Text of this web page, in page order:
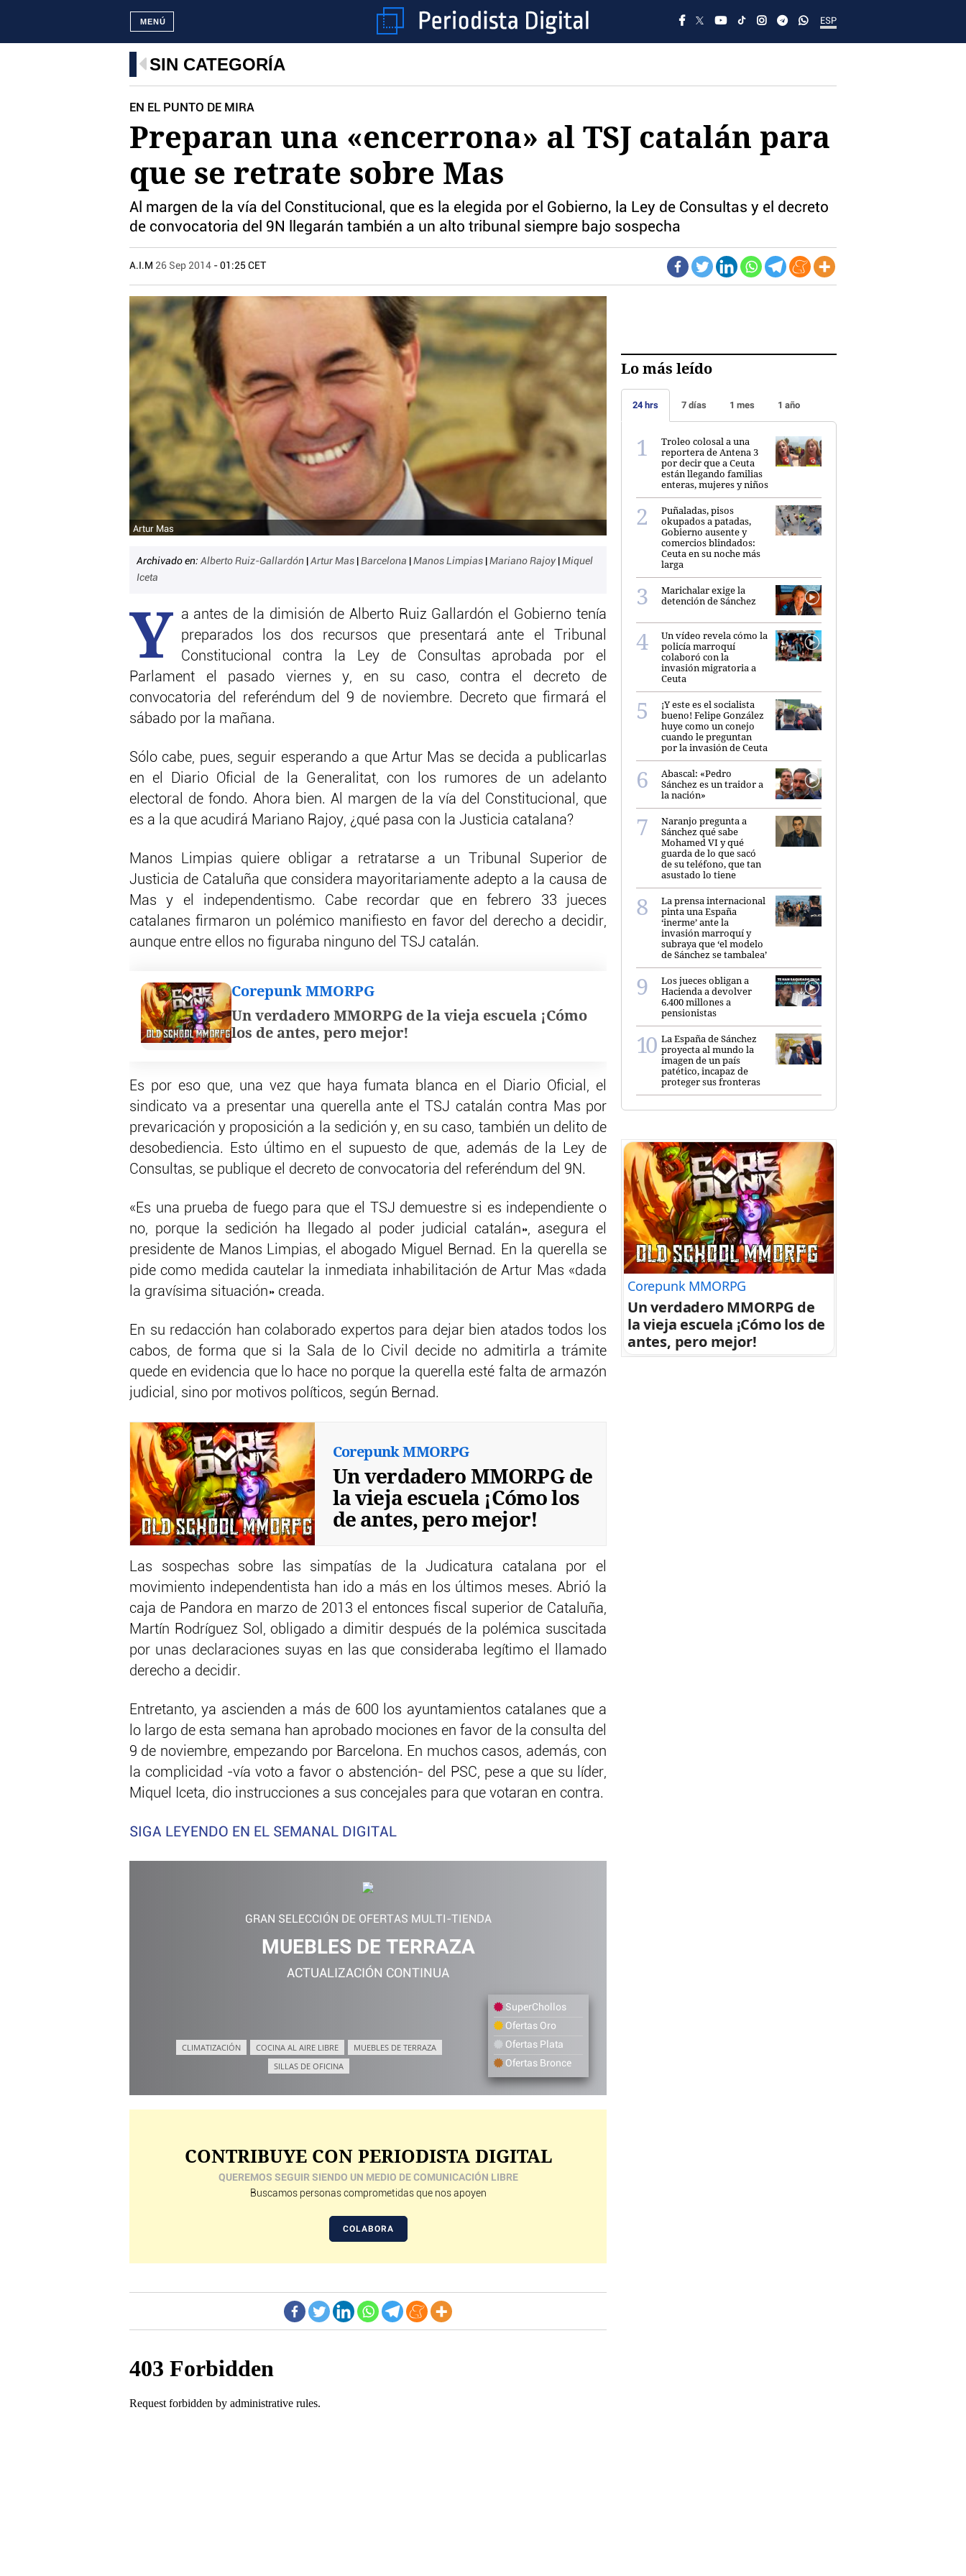
ESP
MENÚ
SIN CATEGORÍA
EN EL PUNTO DE MIRA
Preparan una «encerrona» al TSJ catalán para
que se retrate sobre Mas
Al margen de la vía del Constitucional, que es la elegida por el Gobierno, la Ley de Consultas y el decreto
de convocatoria del 9N llegarán también a un alto tribunal siempre bajo sospecha
A.I.M 26 Sep 2014 - 01:25 CET
Artur Mas
Archivado en: Alberto Ruiz-Gallardón Artur Mas Barcelona Manos Limpias Mariano Rajoy
Miquel
Iceta
Y a antes de la dimisión de Alberto Ruiz Gallardón el Gobierno tenía
preparados los dos recursos que presentará ante el Tribunal
Constitucional contra la Ley de Consultas aprobada por el
Parlament el pasado viernes y, en su caso, contra el decreto de
convocatoria del referéndum del 9 de noviembre. Decreto que firmará el
sábado por la mañana.
Sólo cabe, pues, seguir esperando a que Artur Mas se decida a publicarlas
en el Diario Oficial de la Generalitat, con los rumores de un adelanto
electoral de fondo. Ahora bien. Al margen de la vía del Constitucional, que
es a la que acudirá Mariano Rajoy, ¿qué pasa con la Justicia catalana?
Manos Limpias quiere obligar a retratarse a un Tribunal Superior de
Justicia de Cataluña que considera mayoritariamente adepto a la causa de
Mas y el independentismo. Cabe recordar que en febrero 33 jueces
catalanes firmaron un polémico manifiesto en favor del derecho a decidir,
aunque entre ellos no figuraba ninguno del TSJ catalán.
Corepunk MMORPG
Un verdadero MMORPG de la vieja escuela ¡Cómo
los de antes, pero mejor!
Es por eso que, una vez que haya fumata blanca en el Diario Oficial, el
sindicato va a presentar una querella ante el TSJ catalán contra Mas por
prevaricación y proposición a la sedición y, en su caso, también un delito de
desobediencia. Esto último en el supuesto de que, además de la Ley de
Consultas, se publique el decreto de convocatoria del referéndum del 9N.
«Es una prueba de fuego para que el TSJ demuestre si es independiente o
no, porque la sedición ha llegado al poder judicial catalán», asegura el
presidente de Manos Limpias, el abogado Miguel Bernad. En la querella se
pide como medida cautelar la inmediata inhabilitación de Artur Mas «dada
la gravísima situación» creada.
En su redacción han colaborado expertos para dejar bien atados todos los
cabos, de forma que si la Sala de lo Civil decide no admitirla a trámite
quede en evidencia que lo hace no porque la querella esté falta de armazón
judicial, sino por motivos políticos, según Bernad.
Corepunk MMORPG
Un verdadero MMORPG de
la vieja escuela ¡Cómo los
de antes, pero mejor!
Las sospechas sobre las simpatías de la Judicatura catalana por el
movimiento independentista han ido a más en los últimos meses. Abrió la
caja de Pandora en marzo de 2013 el entonces fiscal superior de Cataluña,
Martín Rodríguez Sol, obligado a dimitir después de la polémica suscitada
por unas declaraciones suyas en las que consideraba legítimo el llamado
derecho a decidir.
Entretanto, ya ascienden a más de 600 los ayuntamientos catalanes que a
lo largo de esta semana han aprobado mociones en favor de la consulta del
9 de noviembre, empezando por Barcelona. En muchos casos, además, con
la complicidad -vía voto a favor o abstención- del PSC, pese a que su líder,
Miquel Iceta, dio instrucciones a sus concejales para que votaran en contra.
SIGA LEYENDO EN EL SEMANAL DIGITAL
GRAN SELECCIÓN DE OFERTAS MULTI-TIENDA
MUEBLES DE TERRAZA
ACTUALIZACIÓN CONTINUA
CLIMATIZACIÓN COCINA AL AIRE LIBRE
MUEBLES DE TERRAZA
SILLAS DE OFICINA
SuperChollos
Ofertas Oro
Ofertas Plata
Ofertas Bronce
CONTRIBUYE CON PERIODISTA DIGITAL
QUEREMOS SEGUIR SIENDO UN MEDIO DE COMUNICACIÓN LIBRE
Buscamos personas comprometidas que nos apoyen
COLABORA
Lo más leído
24 hrs 7 días 1 mes 1 año
Troleo colosal a una
reportera de Antena 3
por decir que a Ceuta
están llegando familias
enteras, mujeres y niños
Puñaladas, pisos
okupados a patadas,
Gobierno ausente y
comercios blindados:
Ceuta en su noche más
larga
Marichalar exige la
detención de Sánchez
Un vídeo revela cómo la
policía marroquí
colaboró con la
invasión migratoria a
Ceuta
¡Y este es el socialista
bueno! Felipe González
huye como un conejo
cuando le preguntan
por la invasión de Ceuta
Abascal: «Pedro
Sánchez es un traidor a
la nación»
Naranjo pregunta a
Sánchez qué sabe
Mohamed VI y qué
guarda de lo que sacó
de su teléfono, que tan
asustado lo tiene
La prensa internacional
pinta una España
‘inerme’ ante la
invasión marroquí y
subraya que ‘el modelo
de Sánchez se tambalea’
Los jueces obligan a
Hacienda a devolver
6.400 millones a
pensionistas
La España de Sánchez
proyecta al mundo la
imagen de un país
patético, incapaz de
proteger sus fronteras
Corepunk MMORPG
Un verdadero MMORPG de
la vieja escuela ¡Cómo los de
antes, pero mejor!